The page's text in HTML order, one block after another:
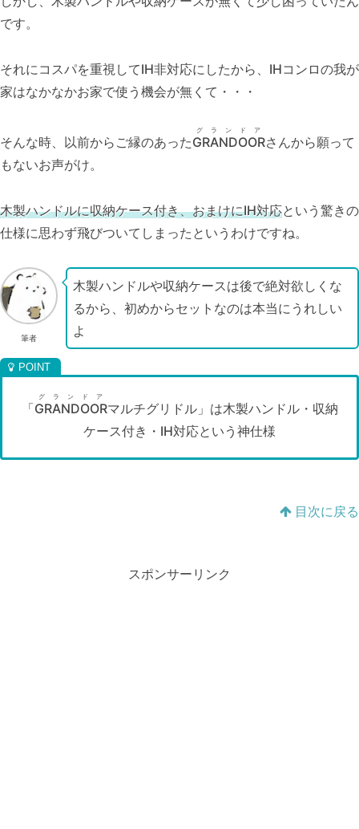
です。
それにコスパを重視してIH非対応にしたから、IHコンロの我が
家はなかなかお家で使う機会が無くて・・・
そんな時、以前からご縁のあったGRANDOOR
グランドア
さんから願って
もないお声がけ。
木製ハンドルに収納ケース付き、おまけにIH対応という驚きの
仕様に思わず飛びついてしまったというわけですね。
筆者
木製ハンドルや収納ケースは後で絶対欲しくな
るから、初めからセットなのは本当にうれしい
よ
「GRANDOOR
グランドア
マルチグリドル」は木製ハンドル・収納
ケース付き・IH対応という神仕様
目次に戻る
スポンサーリンク